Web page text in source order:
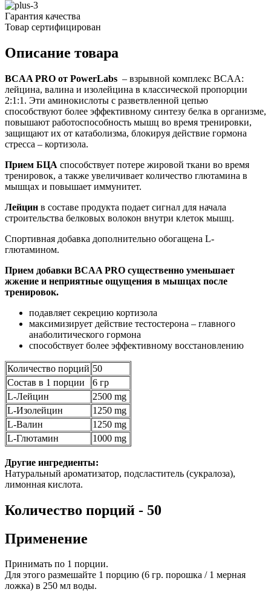
Гарантия качества
Товар сертифицирован
Описание товара
BCAA PRO от PowerLabs – взрывной комплекс BCAA:
лейцина, валина и изолейцина в классической пропорции
2:1:1. Эти аминокислоты с разветвленной цепью
способствуют более эффективному синтезу белка в организме,
повышают работоспособность мышц во время тренировки,
защищают их от катаболизма, блокируя действие гормона
стресса – кортизола.
Прием БЦА способствует потере жировой ткани во время
тренировок, а также увеличивает количество глютамина в
мышцах и повышает иммунитет.
Лейцин в составе продукта подает сигнал для начала
строительства белковых волокон внутри клеток мышц.
Спортивная добавка дополнительно обогащена L-
глютамином.
Прием добавки BCAA PRO существенно уменьшает
жжение и неприятные ощущения в мышцах после
тренировок.
подавляет секрецию кортизола
максимизирует действие тестостерона – главного
анаболитического гормона
способствует более эффективному восстановлению
Количество порций 50
Состав в 1 порции
6 гр
L-Лейцин
2500 mg
L-Изолейцин
1250 mg
L-Валин
1250 mg
L-Глютамин
1000 mg
Другие ингредиенты:
Натуральный ароматизатор, подсластитель (сукралоза),
лимонная кислота.
Количество порций - 50
Применение
Принимать по 1 порции.
Для этого размешайте 1 порцию (6 гр. порошка / 1 мерная
ложка) в 250 мл воды.